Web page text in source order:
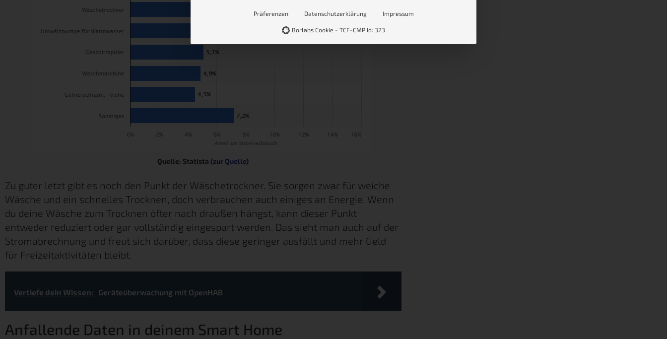
Quelle: Statista (zur Quelle)
Zu guter letzt gibt es noch den Punkt der Wäschetrockner. Sie sorgen zwar für weiche
Wäsche und ein schnelles Trocknen, doch verbrauchen auch einiges an Energie. Wenn
du deine Wäsche zum Trocknen öfter nach draußen hängst, kann dieser Punkt
entweder reduziert oder gar vollständig eingespart werden. Das sieht man auch auf der
Stromabrechnung und freut sich darüber, dass diese geringer ausfällt und mehr Geld
für Freizeitaktivitäten bleibt.
Vertiefe dein Wissen: Geräteüberwachung mit OpenHAB
Anfallende Daten in deinem Smart Home
Präferenzen Datenschutzerklärung Impressum
Borlabs Cookie - TCF-CMP Id: 323